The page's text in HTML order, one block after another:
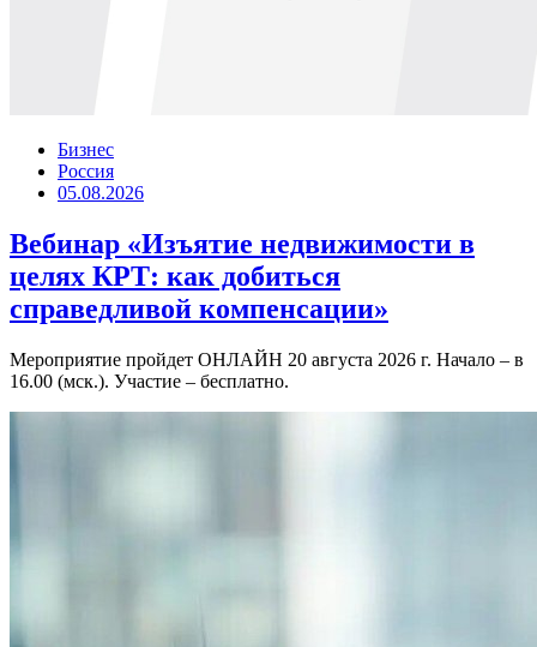
Бизнес
Россия
05.08.2026
Вебинар «Изъятие недвижимости в
целях КРТ: как добиться
справедливой компенсации»
Мероприятие пройдет ОНЛАЙН 20 августа 2026 г. Начало – в
16.00 (мск.). Участие – бесплатно.